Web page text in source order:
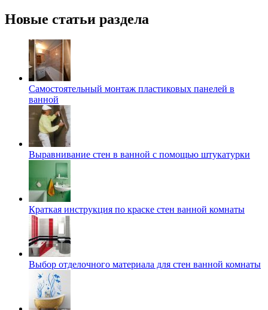
Новые статьи раздела
Самостоятельный монтаж пластиковых панелей в
ванной
Выравнивание стен в ванной с помощью штукатурки
Краткая инструкция по краске стен ванной комнаты
Выбор отделочного материала для стен ванной комнаты